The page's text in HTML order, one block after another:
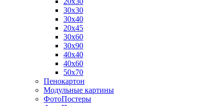
30х30
30х40
20х45
30х60
30х90
40х40
40х60
50х70
Пенокартон
Модульные картины
ФотоПостеры